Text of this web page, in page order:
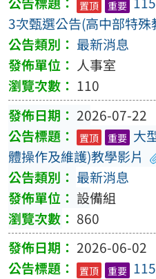
置頂 重要
3次甄選公告(高中部特
最新消息
人事室
110
2026-07-22
置頂 重要 大
體操作及維護)教學影片
最新消息
設備組
860
2026-06-02
置頂 重要